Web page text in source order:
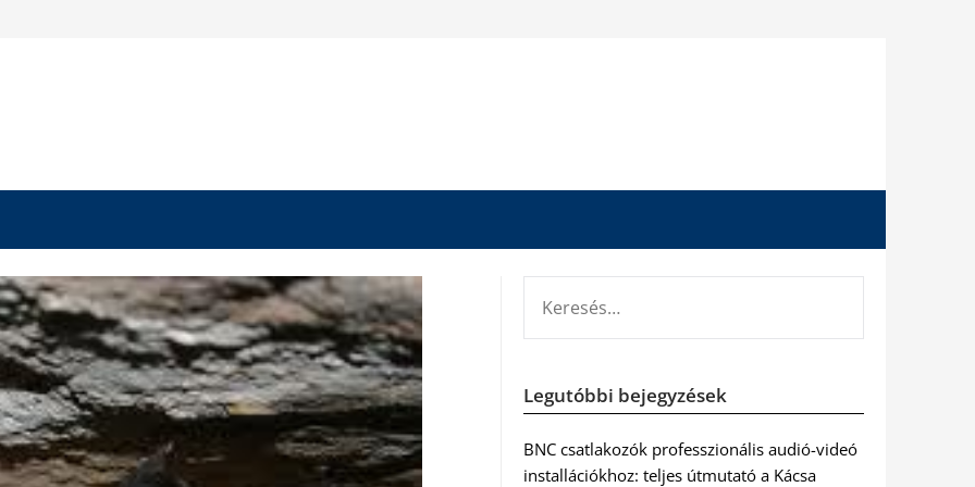
Legutóbbi bejegyzések
BNC csatlakozók professzionális audió-videó
installációkhoz: teljes útmutató a Kácsa